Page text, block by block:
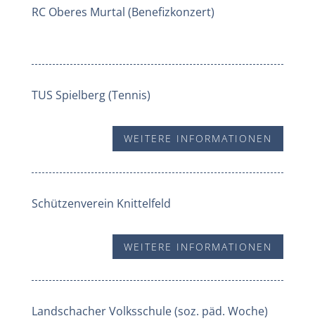
RC Oberes Murtal (Benefizkonzert)
TUS Spielberg (Tennis)
WEITERE INFORMATIONEN
Schützenverein Knittelfeld
WEITERE INFORMATIONEN
Landschacher Volksschule (soz. päd. Woche)